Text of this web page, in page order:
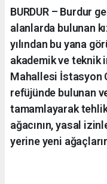
BURDUR – Burdur
alanlarda bulunan
yılından bu yana
akademik ve teknik
Mahallesi İstasyon
refüjünde bulunan
tamamlayarak
ağacının, yasal
yerine yeni